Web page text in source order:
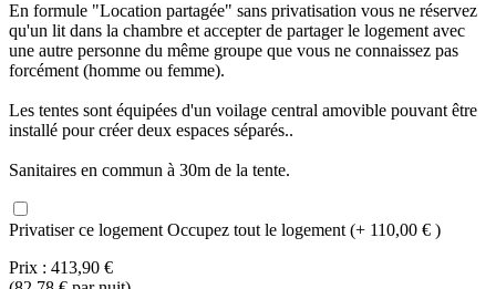
En formule "Location partagée" sans privatisation vous ne réservez
qu'un lit dans la chambre et accepter de partager le logement avec
une autre personne du même groupe que vous ne connaissez pas
forcément (homme ou femme).
Les tentes sont équipées d'un voilage central amovible pouvant être
installé pour créer deux espaces séparés..
Sanitaires en commun à 30m de la tente.
Privatiser ce logement Occupez tout le logement (+ 110,00 € )
Prix : 413,90 €